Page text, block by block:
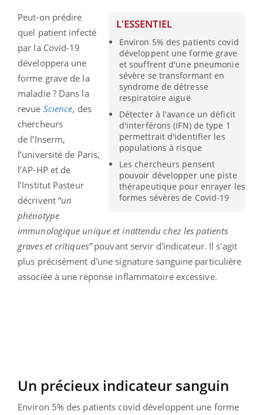
L'ESSENTIEL
Environ 5% des patients covid
développent une forme grave
et souffrent d'une pneumonie
sévère se transformant en
syndrome de détresse
respiratoire aiguë
Détecter à l'avance un déficit
d'interférons (IFN) de type 1
permettrait d'identifier les
populations à risque
Les chercheurs pensent
pouvoir développer une piste
thérapeutique pour enrayer les
formes sévères de Covid-19
Peut-on prédire
quel patient infecté
par la Covid-19
développera une
forme grave de la
maladie ? Dans la
revue Science, des
chercheurs
de l’Inserm,
l’université de Paris,
l’AP-HP et de
l’Institut Pasteur
décrivent “un
phénotype
immunologique unique et inattendu chez les patients
graves et critiques”pouvant servir d'indicateur. Il s'agit
plus précisément d'une signature sanguine particulière
associée à une réponse inflammatoire excessive.
Un précieux indicateur sanguin
Environ 5% des patients covid développent une forme